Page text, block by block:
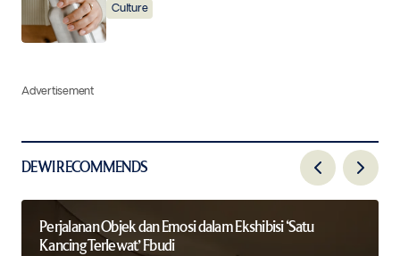
Culture
Advertisement
DEWI RECOMMENDS
Perjalanan Objek dan Emosi dalam Ekshibisi ‘Satu
Kancing Terlewat’ Fbudi